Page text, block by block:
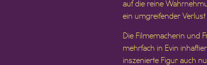
auf die reine
ein umgreifender
Die Filmemacherin und
mehrfach in Evin
inszenierte Figur auch